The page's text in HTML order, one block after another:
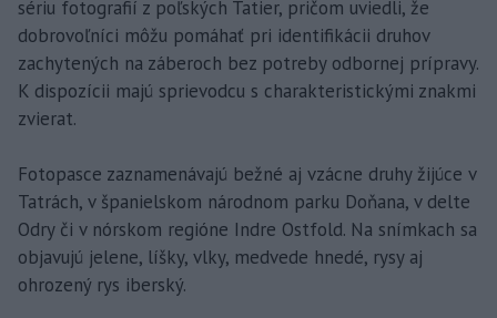
sériu fotografií z poľských Tatier, pričom uviedli, že
dobrovoľníci môžu pomáhať pri identifikácii druhov
zachytených na záberoch bez potreby odbornej prípravy.
K dispozícii majú sprievodcu s charakteristickými znakmi
zvierat.
Fotopasce zaznamenávajú bežné aj vzácne druhy žijúce v
Tatrách, v španielskom národnom parku Doňana, v delte
Odry či v nórskom regióne Indre Ostfold. Na snímkach sa
objavujú jelene, líšky, vlky, medvede hnedé, rysy aj
ohrozený rys iberský.